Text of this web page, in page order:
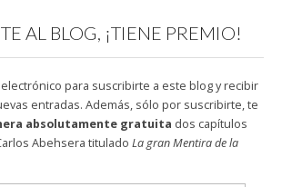
AL BLOG, ¡TIENE PREMIO!
para suscribirte a este blog y recibir
entradas. Además, sólo por suscribirte, te
absolutamente gratuita dos capítulos
Abehsera titulado La gran Mentira de la